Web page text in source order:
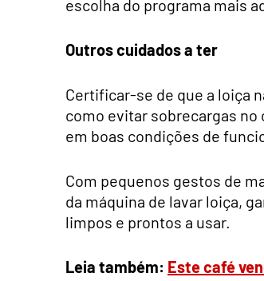
escolha do programa mais
Outros cuidados a ter
Certificar-se de que a loiça
como evitar sobrecargas
em boas condições de
Com pequenos gestos de
da máquina de lavar loiça,
limpos e prontos a usar.
Leia também: Este café